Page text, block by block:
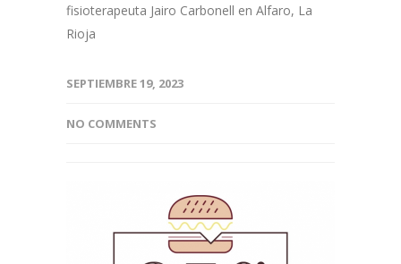
fisioterapeuta Jairo Carbonell en Alfaro, La
Rioja
SEPTIEMBRE 19, 2023
NO COMMENTS